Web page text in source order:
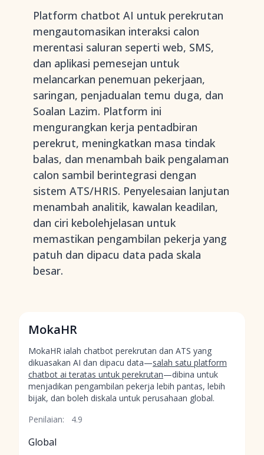
Platform chatbot AI untuk perekrutan
mengautomasikan interaksi calon
merentasi saluran seperti web, SMS,
dan aplikasi pemesejan untuk
melancarkan penemuan pekerjaan,
saringan, penjadualan temu duga, dan
Soalan Lazim. Platform ini
mengurangkan kerja pentadbiran
perekrut, meningkatkan masa tindak
balas, dan menambah baik pengalaman
calon sambil berintegrasi dengan
sistem ATS/HRIS. Penyelesaian lanjutan
menambah analitik, kawalan keadilan,
dan ciri kebolehjelasan untuk
memastikan pengambilan pekerja yang
patuh dan dipacu data pada skala
besar.
MokaHR
MokaHR ialah chatbot perekrutan dan ATS yang
dikuasakan AI dan dipacu data—salah satu platform
chatbot ai teratas untuk perekrutan—dibina untuk
menjadikan pengambilan pekerja lebih pantas, lebih
bijak, dan boleh diskala untuk perusahaan global.
Penilaian:
4.9
Global